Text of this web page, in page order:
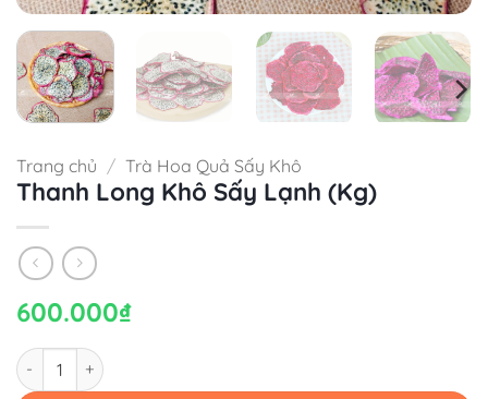
Trang chủ / Trà Hoa Quả Sấy Khô
Thanh Long Khô Sấy Lạnh (Kg)
600.000₫
Số lượng